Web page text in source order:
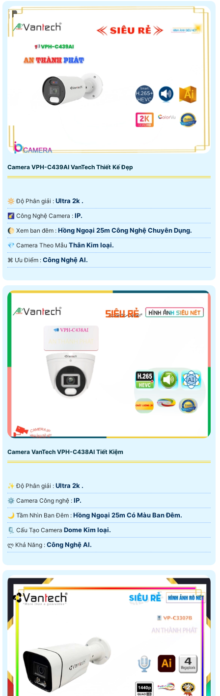
Camera VPH-C439AI VanTech Thiết Kế Đẹp
🔆 Độ Phân giải : Ultra 2k .
🌠 Công Nghệ Camera : IP.
🌔 Xem ban đêm : Hồng Ngoại 25m Công Nghệ Chuyên Dụng.
💎 Camera Theo Mẫu Thân Kim loại.
️⌘ Ưu Điểm : Công Nghệ AI.
Camera VanTech VPH-C438AI Tiết Kiệm
✨ Độ Phân giải : Ultra 2k .
⚙ Camera Công nghệ : IP.
🌙 Tầm Nhìn Ban Đêm : Hồng Ngoại 25m Có Màu Ban Ðêm.
🗜️ Cấu Tạo Camera Dome Kim loại.
️ლ Khả Năng : Công Nghệ AI.